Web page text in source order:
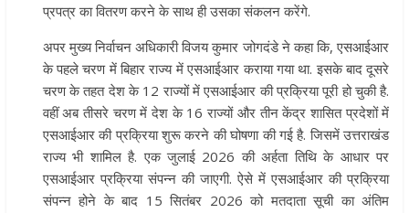
प्रपत्र का वितरण करने के साथ ही उसका संकलन करेंगे.
अपर मुख्य निर्वाचन अधिकारी विजय कुमार जोगदंडे ने कहा कि, एसआईआर
के पहले चरण में बिहार राज्य में एसआईआर कराया गया था. इसके बाद दूसरे
चरण के तहत देश के 12 राज्यों में एसआईआर की प्रक्रिया पूरी हो चुकी है.
वहीं अब तीसरे चरण में देश के 16 राज्यों और तीन केंद्र शासित प्रदेशों में
एसआईआर की प्रक्रिया शुरू करने की घोषणा की गई है. जिसमें उत्तराखंड
राज्य भी शामिल है. एक जुलाई 2026 की अर्हता तिथि के आधार पर
एसआईआर प्रक्रिया संपन्न की जाएगी. ऐसे में एसआईआर की प्रक्रिया
संपन्न होने के बाद 15 सितंबर 2026 को मतदाता सूची का अंतिम